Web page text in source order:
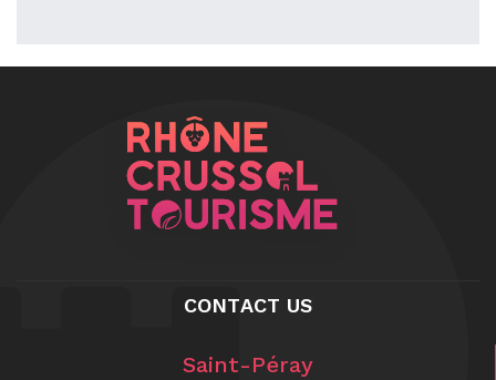
CONTACT US
Saint-Péray